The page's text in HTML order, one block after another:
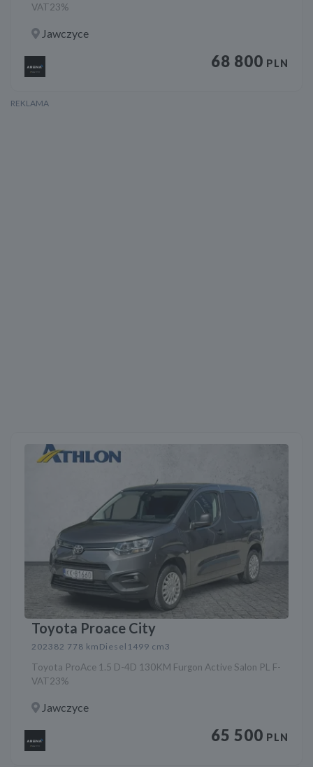
VAT23%
Jawczyce
68 800 PLN
Toyota Proace City
2023 82 778 km Diesel 1499 cm3
Toyota ProAce 1.5 D-4D 130KM Furgon Active Salon PL F-
VAT23%
Jawczyce
65 500 PLN